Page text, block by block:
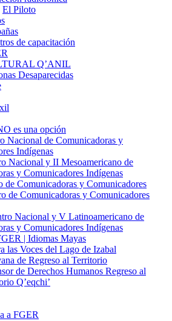
El Piloto
de capacitación
Q’ANIL
Desaparecidas
es una opción
Nacional de Comunicadoras y
Indígenas
Nacional y II Mesoamericano de
y Comunicadores Indígenas
de Comunicadoras y Comunicadores
de Comunicadoras y Comunicadores
Nacional y V Latinoamericano de
y Comunicadores Indígenas
| Idiomas Mayas
las Voces del Lago de Izabal
de Regreso al Territorio
de Derechos Humanos Regreso al
Q’eqchi’
a FGER